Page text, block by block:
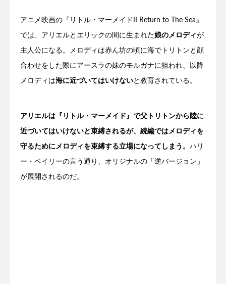
アニメ映画の『リトル・マーメイドII Return to The Sea』
では、アリエルとエリックの間に生まれた娘のメロディが
主人公になる。メロディは赤ん坊の頃に海でトリトンと顔
合わせをした際にアースラの妹のモルガナに狙われ、以降
メロディは海に近づいてはいけないと教育されている。
アリエルは『リトル・マーメイド』で父トリトンから陸に
近づいてはいけないと束縛されるが、続編ではメロディを
守るためにメロディを束縛する立場になってしまう。 ハリ
ー・ベイリーの言う通り、オリジナルの「逆バージョン」
が展開されるのだ。